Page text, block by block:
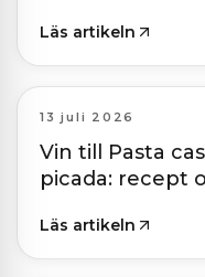
Läs artikeln
13 juli 2026
Vin till Pasta
picada: recept
Läs artikeln